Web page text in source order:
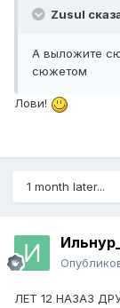
Zusul
А выложите
сюжетом
Лови!
1 month later...
Ильнур_
ЛЕТ 12 НАЗАЗ